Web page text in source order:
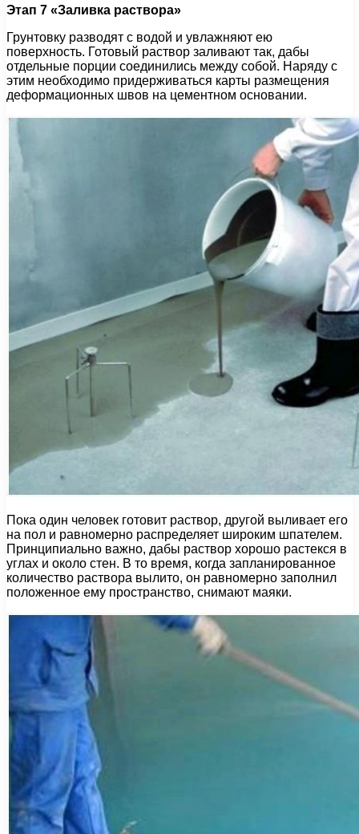
Этап 7 «Заливка раствора»
Грунтовку разводят с водой и увлажняют ею
поверхность. Готовый раствор заливают так, дабы
отдельные порции соединились между собой. Наряду с
этим необходимо придерживаться карты размещения
деформационных швов на цементном основании.
Пока один человек готовит раствор, другой выливает его
на пол и равномерно распределяет широким шпателем.
Принципиально важно, дабы раствор хорошо растекся в
углах и около стен. В то время, когда запланированное
количество раствора вылито, он равномерно заполнил
положенное ему пространство, снимают маяки.